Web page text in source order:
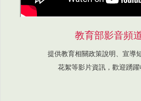
教育部影音頻
提供教育相關政策說明、宣導
花絮等影片資訊，歡迎踴躍